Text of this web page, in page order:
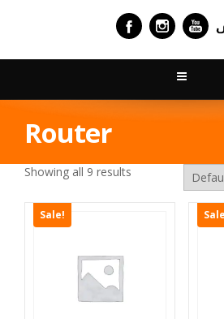
Router
Showing all 9 results
Sale!